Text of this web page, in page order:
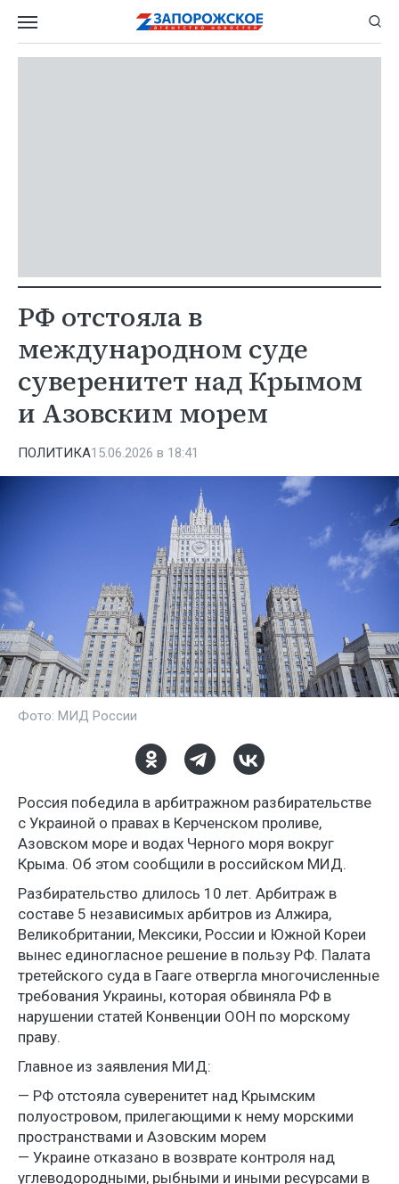
РФ отстояла в
международном суде
суверенитет над Крымом
и Азовским морем
ПОЛИТИКА15.06.2026 в 18:41
Фото: МИД России
Россия победила в арбитражном разбирательстве
с Украиной о правах в Керченском проливе,
Азовском море и водах Черного моря вокруг
Крыма. Об этом сообщили в российском МИД.
Разбирательство длилось 10 лет. Арбитраж в
составе 5 независимых арбитров из Алжира,
Великобритании, Мексики, России и Южной Кореи
вынес единогласное решение в пользу РФ. Палата
третейского суда в Гааге отвергла многочисленные
требования Украины, которая обвиняла РФ в
нарушении статей Конвенции ООН по морскому
праву.
Главное из заявления МИД:
— РФ отстояла суверенитет над Крымским
полуостровом, прилегающими к нему морскими
пространствами и Азовским морем
— Украине отказано в возврате контроля над
углеводородными, рыбными и иными ресурсами в